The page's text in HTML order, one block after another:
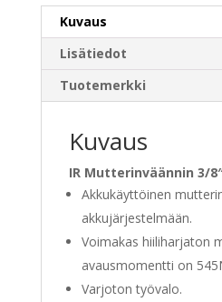
Kuvaus
Lisätiedot
Tuotemerkki
Kuvaus
IR Mutterinväännin 3/
Akkukäyttöinen
akkujärjestelmään.
Voimakas hiiliharjaton
avausmomentti on
Varjoton työvalo.